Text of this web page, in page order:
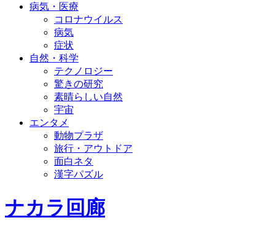
病気・医療
コロナウイルス
病気
症状
自然・科学
テクノロジー
驚きの研究
素晴らしい自然
宇宙
エンタメ
動物プラザ
旅行・アウトドア
面白ネタ
漢字パズル
ナカラ回廊